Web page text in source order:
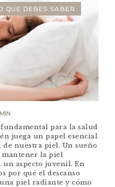
QUE DEBES SABER
para la salud
juega un papel esencial
nuestra piel. Un sueño
la piel
un aspecto juvenil. En
por qué el descanso
piel radiante y cómo